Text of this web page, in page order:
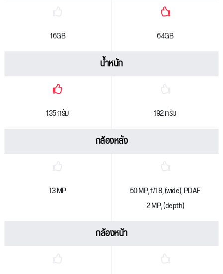
16GB 64GB
น้ำหนัก
135 กรัม 192 กรัม
กล้องหลัง
13 MP
50 MP, f/1.8, (wide), PDAF
2 MP, (depth)
กล้องหน้า